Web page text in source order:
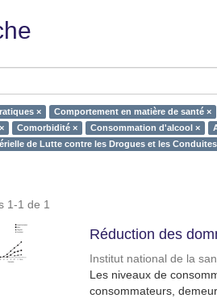
× Comportement en matière de santé ×
Comorbidité × Consommation d'alcool ×
de Lutte contre les Drogues et les
1-1 de 1
Réduction des
Institut national de la
Les niveaux de
consommateurs,